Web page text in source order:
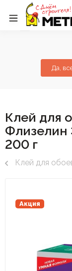
Да,
Клей для
Флизелин
200 г
Клей для
Акция